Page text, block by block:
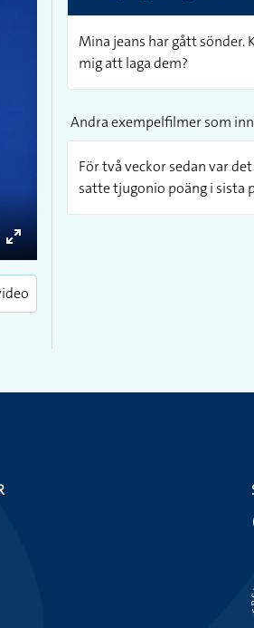
Enter
fullscreen
Mina jeans har gått sönder.
mig att laga dem?
Andra exempelfilmer som
För två veckor sedan var
satte tjugonio poäng i sista